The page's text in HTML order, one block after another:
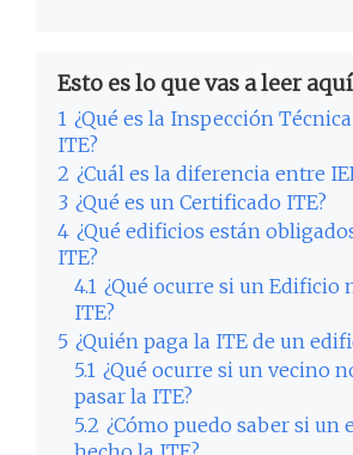
Esto es lo que vas a leer
1 ¿Qué es la Inspección
ITE?
2 ¿Cuál es la diferencia entre
3 ¿Qué es un Certificado ITE?
4 ¿Qué edificios están
ITE?
4.1 ¿Qué ocurre si un Edificio
ITE?
5 ¿Quién paga la ITE de un
5.1 ¿Qué ocurre si un vecino
pasar la ITE?
5.2 ¿Cómo puedo saber si un